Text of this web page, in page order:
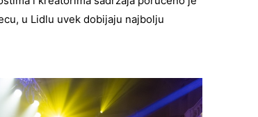
u Lidlu uvek dobijaju najbolju